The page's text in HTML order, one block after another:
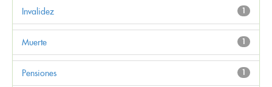
1
Invalidez
1
Muerte
1
Pensiones